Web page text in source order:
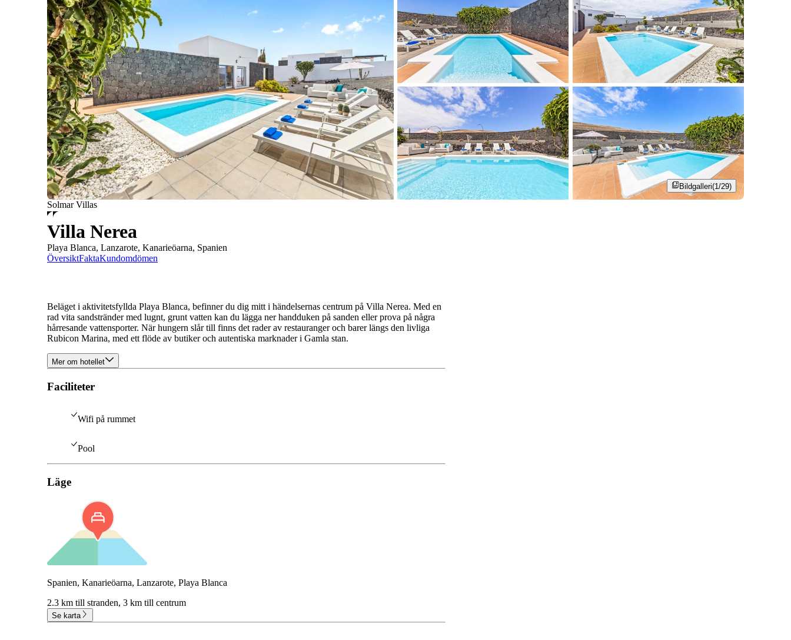
Bildgalleri(1/29)
Solmar Villas
Villa Nerea
Playa Blanca, Lanzarote, Kanarieöarna, Spanien
ÖversiktFaktaKundomdömen
Beläget i aktivitetsfyllda Playa Blanca, befinner du dig mitt i händelsernas centrum på Villa Nerea. Med en
rad vita sandstränder med lugnt, grunt vatten kan du lägga ner handduken på sanden eller prova på några
hårresande vattensporter. När hungern slår till finns det rader av restauranger och barer längs den livliga
Rubicon Marina, med ett flöde av butiker och autentiska marknader i Gamla stan.
Mer om hotellet
Faciliteter
Wifi på rummet
Pool
Läge
Spanien, Kanarieöarna, Lanzarote, Playa Blanca
2.3 km till stranden, 3 km till centrum
Se karta